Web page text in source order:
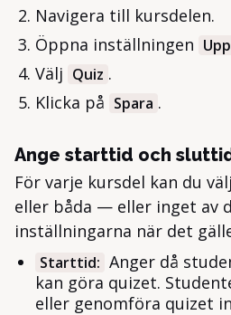
Navigera till kursdelen.
Öppna inställningen
Välj Quiz .
Klicka på Spara .
Ange starttid och
För varje kursdel kan du
eller båda — eller inget av
inställningarna när det
Starttid: Anger då
kan göra quizet.
eller genomföra quizet